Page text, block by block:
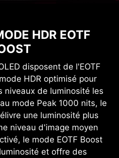
HDR EOTF
disposent de l'EOTF
HDR optimisé pour
niveaux de luminosité les
mode Peak 1000 nits, le
une luminosité plus
niveau d'image moyen
le mode EOTF Boost
et offre des